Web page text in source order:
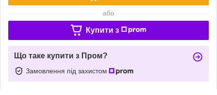
або
Купити з
Що таке купити з Пром?
Замовлення під захистом